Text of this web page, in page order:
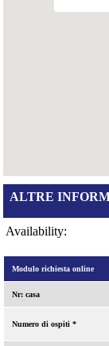
ALTRE
Availability:
Modulo richiesta online
Nr: casa
Numero di ospiti *